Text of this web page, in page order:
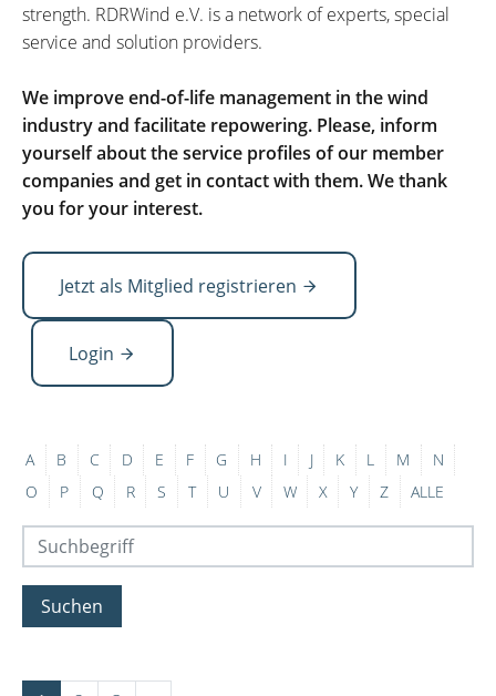
strength. RDRWind e.V. is a network of experts, special
service and solution providers.
We improve end-of-life management in the wind
industry and facilitate repowering. Please, inform
yourself about the service profiles of our member
companies and get in contact with them. We thank
you for your interest.
Jetzt als Mitglied registrieren
Login
A B C D E F G H I J K L M
N
O
P Q R S T U V W X Y Z ALLE
Suchen